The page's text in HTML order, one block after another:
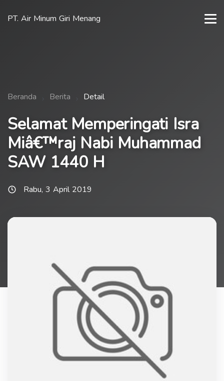
PT. Air Minum Giri Menang
Beranda Berita Detail
Selamat Memperingati Isra
Miâ€™raj Nabi Muhammad
SAW 1440 H
Rabu, 3 April 2019